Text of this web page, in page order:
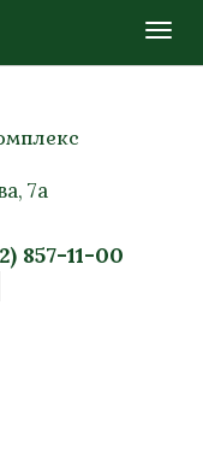
7а
857-11-00